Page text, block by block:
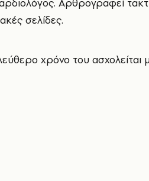
Αρθρογραφεί
σελίδες.
χρόνο του ασχολείται